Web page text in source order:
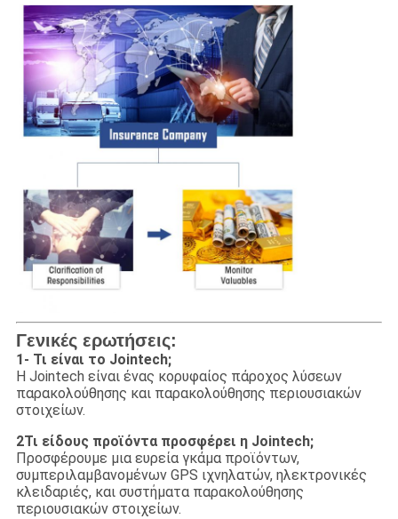
Γενικές ερωτήσεις:
1- Τι είναι το Jointech;
Η Jointech είναι ένας κορυφαίος πάροχος λύσεων
παρακολούθησης και παρακολούθησης περιουσιακών
στοιχείων.
2Τι είδους προϊόντα προσφέρει η Jointech;
Προσφέρουμε μια ευρεία γκάμα προϊόντων,
συμπεριλαμβανομένων GPS ιχνηλατών, ηλεκτρονικές
κλειδαριές, και συστήματα παρακολούθησης
περιουσιακών στοιχείων.